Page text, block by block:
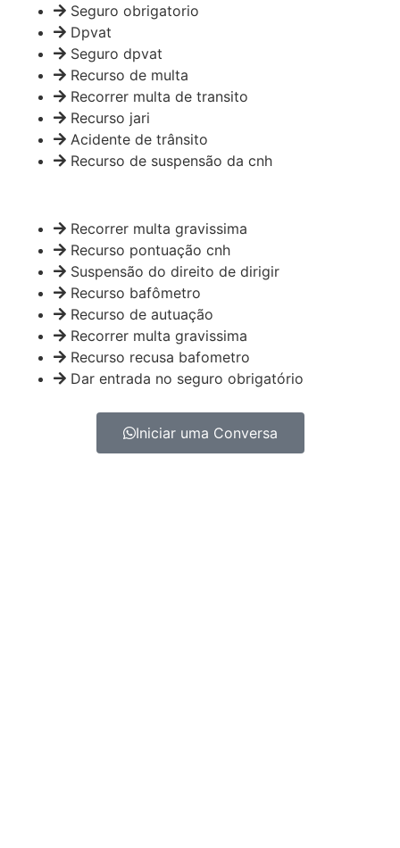
Seguro obrigatorio
Dpvat
Seguro dpvat
Recurso de multa
Recorrer multa de transito
Recurso jari
Acidente de trânsito
Recurso de suspensão da cnh
Recorrer multa gravissima
Recurso pontuação cnh
Suspensão do direito de dirigir
Recurso bafômetro
Recurso de autuação
Recorrer multa gravissima
Recurso recusa bafometro
Dar entrada no seguro obrigatório
Iniciar uma Conversa